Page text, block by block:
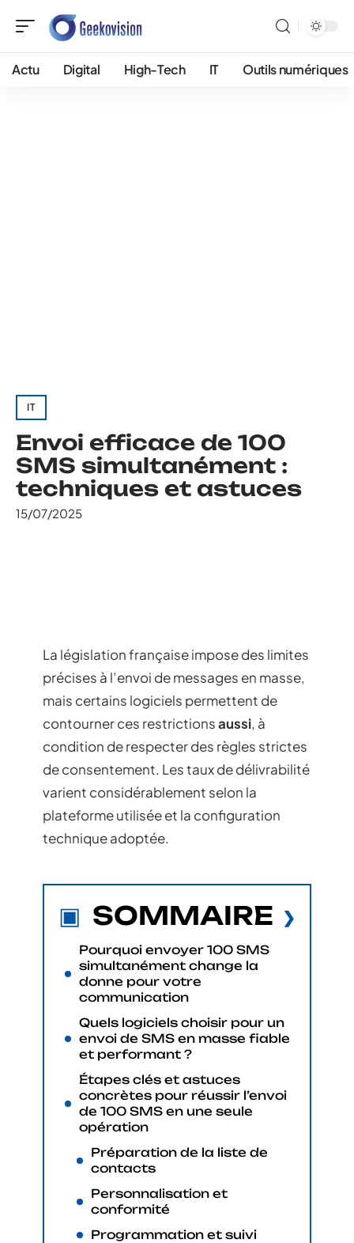
Actu Digital High-Tech IT Outils numériques
IT
Envoi efficace de 100
SMS simultanément :
techniques et astuces
15/07/2025
La législation française impose des limites
précises à l’envoi de messages en masse,
mais certains logiciels permettent de
contourner ces restrictionsaussi, à
condition de respecter des règles strictes
de consentement. Les taux de délivrabilité
varient considérablement selon la
plateforme utilisée et la configuration
technique adoptée.
SOMMAIRE
Pourquoi envoyer 100 SMS
simultanément change la
donne pour votre
communication
Quels logiciels choisir pour un
envoi de SMS en masse fiable
et performant ?
Étapes clés et astuces
concrètes pour réussir l’envoi
de 100 SMS en une seule
opération
Préparation de la liste de
contacts
Personnalisation et
conformité
Programmation et suivi